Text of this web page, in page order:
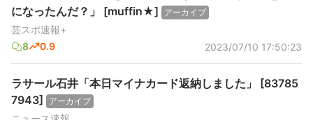
になったんだ？」 [muffin★]
アーカイブ
芸スポ速報+
8
0.9 2023/07/10 17:50:23
ラサール石井「本日マイナカード返納しました」 [83785
7943]
アーカイブ